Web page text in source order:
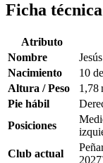
Ficha técnica
Atributo
Nombre
Nacimiento
10
Altura / Peso
1,78
Pie hábil
Posiciones
Club actual